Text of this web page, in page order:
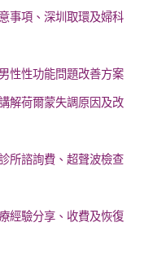
事項、深圳取環及婦科
性性功能問題改善方案
解荷爾蒙失調原因及改
所諮詢費、超聲波檢查
經驗分享、收費及恢復